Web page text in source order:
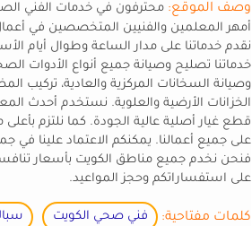
وصف الموقع: محترفون في خدمات الفني
أمهر المعلمين والفنيين المتخصصين في
نقدم خدماتنا على مدار الساعة وطوال أيام
خدماتنا تصليح وصيانة جميع أنواع الأدوات
وصيانة السخانات المركزية والعادية، تركيب
الخزانات الأرضية والعلوية. نستخدم أحدث
قطع غيار أصلية عالية الجودة. كما نلتزم
على جميع أعمالنا. يمكنكم الاعتماد علينا في
فنحن نخدم جميع مناطق الكويت بأسعار
على استفساراتكم وحجز المواعيد.
كلمات مفتاحية: فني صحي الكويت